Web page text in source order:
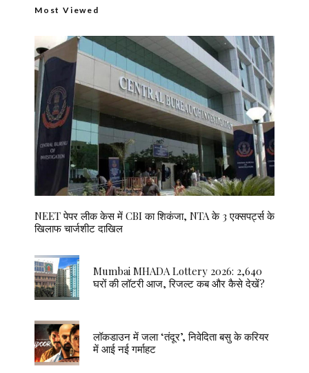
Most Viewed
NEET पेपर लीक केस में CBI का शिकंजा, NTA के 3 एक्सपर्ट्स के
खिलाफ चार्जशीट दाखिल
Mumbai MHADA Lottery 2026: 2,640
घरों की लॉटरी आज, रिजल्ट कब और कैसे देखें?
लॉकडाउन में जला ‘तंदूर’, निवेदिता बसु के करियर
में आई नई गर्माहट